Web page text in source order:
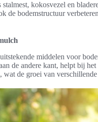
stalmest, kokosvezel en
de bodemstructuur
middelen voor
de andere kant, helpt bij
wat de groei van